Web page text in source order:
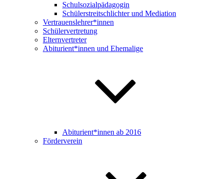
Schulsozialpädagogin
Schülerstreitschlichter und Mediation
Vertrauenslehrer*innen
Schülervertretung
Elternvertreter
Abiturient*innen und Ehemalige
Abiturient*innen ab 2016
Förderverein